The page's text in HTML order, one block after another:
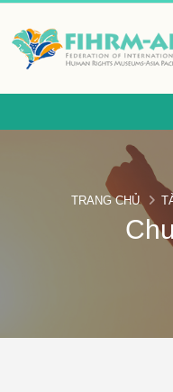
đến
phần
dung
TRANG CHỦ